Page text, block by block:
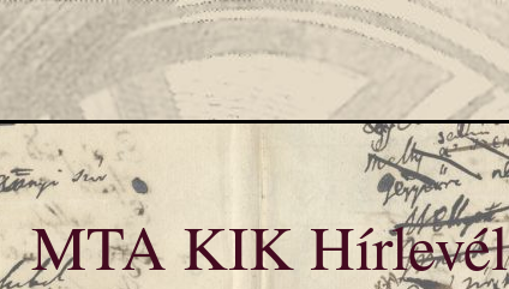
MTA KIK Hírlevél